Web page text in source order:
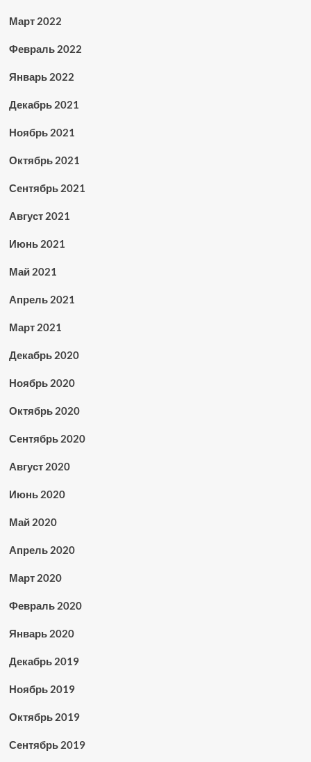
Март 2022
Февраль 2022
Январь 2022
Декабрь 2021
Ноябрь 2021
Октябрь 2021
Сентябрь 2021
Август 2021
Июнь 2021
Май 2021
Апрель 2021
Март 2021
Декабрь 2020
Ноябрь 2020
Октябрь 2020
Сентябрь 2020
Август 2020
Июнь 2020
Май 2020
Апрель 2020
Март 2020
Февраль 2020
Январь 2020
Декабрь 2019
Ноябрь 2019
Октябрь 2019
Сентябрь 2019